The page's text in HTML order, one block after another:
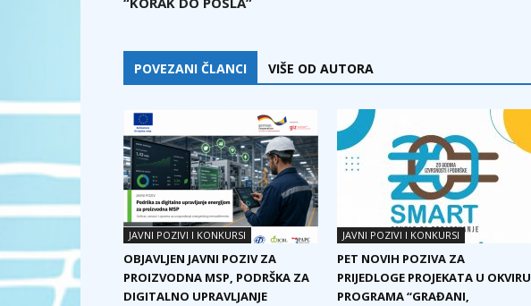
POVEZANI ČLANCI VIŠE OD AUTORA
JAVNI POZIVI I KONKURSI
OBJAVLJEN JAVNI POZIV ZA
PROIZVODNA MSP, PODRŠKA ZA
DIGITALNO UPRAVLJANJE
JAVNI POZIVI I KONKURSI
PET NOVIH POZIVA ZA
PRIJEDLOGE PROJEKATA U OKVIRU
PROGRAMA “GRAĐANI,